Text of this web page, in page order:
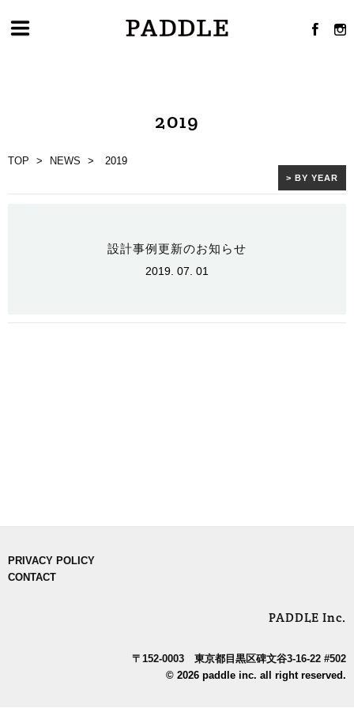
2019
TOP > NEWS > 2019
> BY YEAR
設計事例更新のお知らせ
2019. 07. 01
PRIVACY POLICY
CONTACT
PADDLE Inc.
〒152-0003 東京都目黒区碑文谷3-16-22 #502
© 2026 paddle inc. all right reserved.